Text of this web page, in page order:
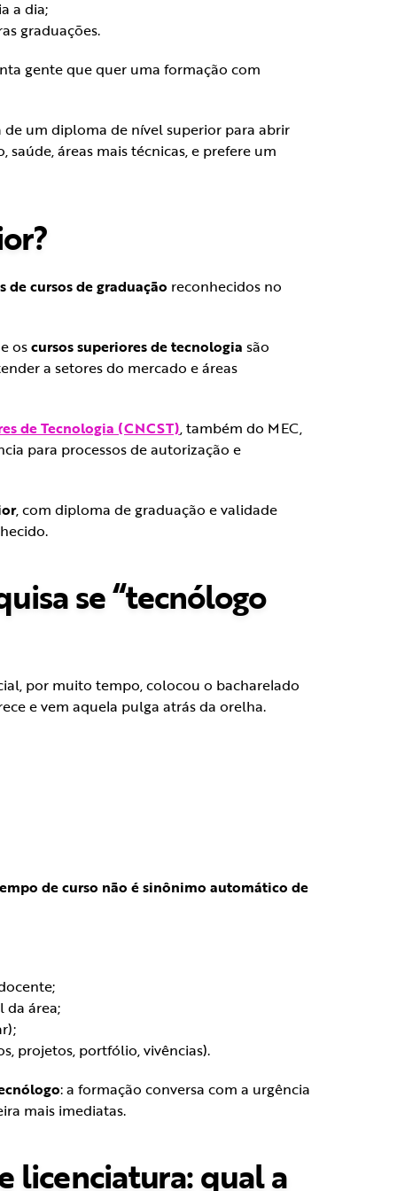
a dia;
graduações.
gente que quer uma formação com
um diploma de nível superior para abrir
áreas mais técnicas, e prefere um
de cursos de graduação reconhecidos no
oscursos superiores de tecnologia são
a setores do mercado e áreas
de Tecnologia (CNCST), também do MEC,
para processos de autorização e
, com diploma de graduação e validade
se “tecnólogo
por muito tempo, colocou o bacharelado
e vem aquela pulga atrás da orelha.
de curso não é sinônimo automático de
da área;
projetos, portfólio, vivências).
: a formação conversa com a urgência
mais imediatas.
licenciatura: qual a